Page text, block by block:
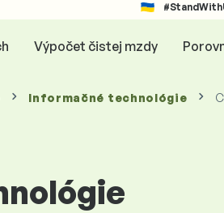
Výpočet čistej mzdy
Informačné technológie